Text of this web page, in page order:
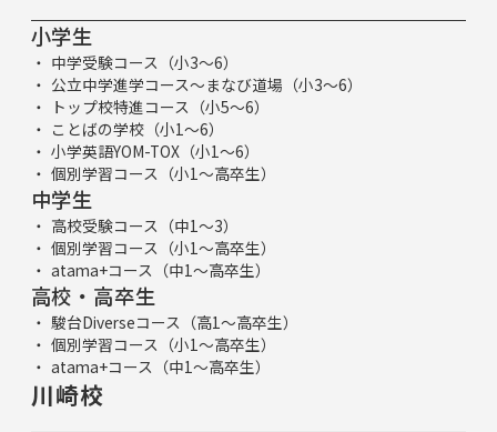
小学生
中学受験コース（小3～6）
公立中学進学コース～まなび道場（小3～6）
トップ校特進コース（小5～6）
ことばの学校（小1～6）
小学英語YOM-TOX（小1～6）
個別学習コース（小1～高卒生）
中学生
高校受験コース（中1～3）
個別学習コース（小1～高卒生）
atama+コース（中1～高卒生）
高校・高卒生
駿台Diverseコース（高1～高卒生）
個別学習コース（小1～高卒生）
atama+コース（中1～高卒生）
川崎校